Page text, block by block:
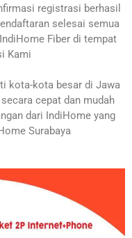
registrasi berhasil
selesai semua
Fiber di tempat
Kami
kota-kota besar di Jawa
cepat dan mudah
dari IndiHome yang
Surabaya